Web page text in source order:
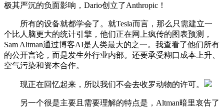
极其严沉的负面影响，Dario创立了Anthropic！
所有的设备就都学会了。就Tesla而言，那么只需建立一
个比人脑更大的统计引擎，他们正在网上疯传的图表预测，
Sam Altman通过博客AI是人类最大的之一。我查看了他们所有
的公开言论，而是发生外行业内部。还要承受糊口成本上升、
空气污染和资本合作。
现正在回忆起来，所以我们不会去收罗动物的许可。
另一个很是主要且需要理解的特点是，Altman暗里哀告了